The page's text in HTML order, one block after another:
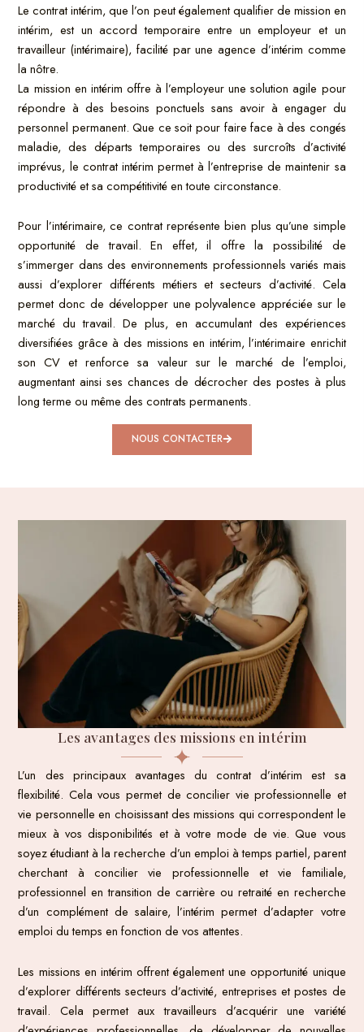
Le contrat intérim, que l’on peut également qualifier de mission en
intérim, est un accord temporaire entre un employeur et un
travailleur (intérimaire), facilité par une agence d’intérim comme
la nôtre.
La mission en intérim offre à l’employeur une solution agile pour
répondre à des besoins ponctuels sans avoir à engager du
personnel permanent. Que ce soit pour faire face à des congés
maladie, des départs temporaires ou des surcroîts d’activité
imprévus, le contrat intérim permet à l’entreprise de maintenir sa
productivité et sa compétitivité en toute circonstance.
Pour l’intérimaire, ce contrat représente bien plus qu’une simple
opportunité de travail. En effet, il offre la possibilité de
s’immerger dans des environnements professionnels variés mais
aussi d’explorer différents métiers et secteurs d’activité. Cela
permet donc de développer une polyvalence appréciée sur le
marché du travail. De plus, en accumulant des expériences
diversifiées grâce à des missions en intérim, l’intérimaire enrichit
son CV et renforce sa valeur sur le marché de l’emploi,
augmentant ainsi ses chances de décrocher des postes à plus
long terme ou même des contrats permanents.
NOUS CONTACTER
Les avantages des missions en intérim
L’un des principaux avantages du contrat d’intérim est sa
flexibilité. Cela vous permet de concilier vie professionnelle et
vie personnelle en choisissant des missions qui correspondent le
mieux à vos disponibilités et à votre mode de vie. Que vous
soyez étudiant à la recherche d’un emploi à temps partiel, parent
cherchant à concilier vie professionnelle et vie familiale,
professionnel en transition de carrière ou retraité en recherche
d’un complément de salaire, l’intérim permet d’adapter votre
emploi du temps en fonction de vos attentes.
Les missions en intérim offrent également une opportunité unique
d’explorer différents secteurs d’activité, entreprises et postes de
travail. Cela permet aux travailleurs d’acquérir une variété